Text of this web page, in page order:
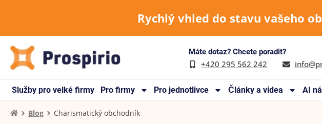
Rychlý vhled do stavu vašeho
Máte dotaz? Chcete poradit?
+420 295 562 242
Služby pro velké firmy Pro firmy Pro jednotlivce Články a videa AI
Blog Charismatický obchodník